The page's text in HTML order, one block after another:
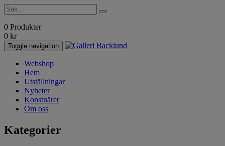
0 Produkter
0 kr
Toggle navigation
Webshop
Hem
Utställningar
Nyheter
Konstnärer
Om oss
Kategorier